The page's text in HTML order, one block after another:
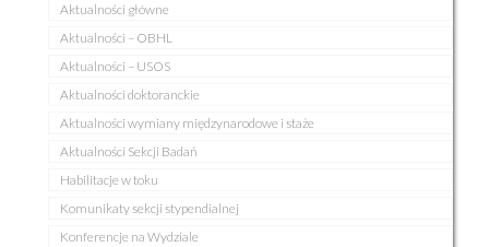
Aktualności główne
Aktualności – OBHL
Aktualności – USOS
Aktualności doktoranckie
Aktualności wymiany międzynarodowe i staże
Aktualności Sekcji Badań
Habilitacje w toku
Komunikaty sekcji stypendialnej
Konferencje na Wydziale